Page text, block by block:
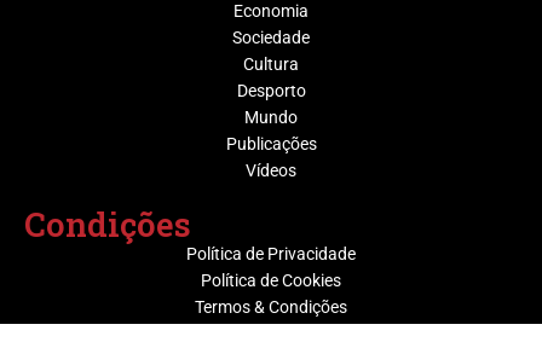
Economia
Sociedade
Cultura
Desporto
Mundo
Publicações
Vídeos
Condições
Política de Privacidade
Política de Cookies
Termos & Condições